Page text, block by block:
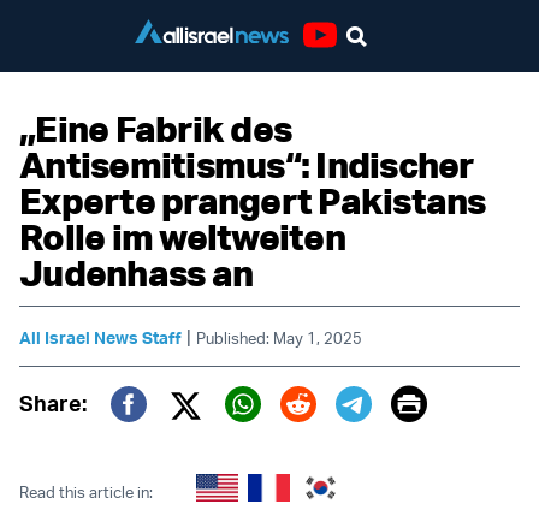
„Eine Fabrik des
Antisemitismus“: Indischer
Experte prangert Pakistans
Rolle im weltweiten
Judenhass an
All Israel News Staff | Published: May 1, 2025
Share:
Twitter (X)
Print
Read this article in: